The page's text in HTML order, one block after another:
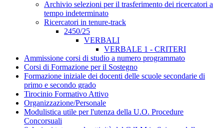
Archivio selezioni per il trasferimento dei ricercatori a
tempo indeterminato
Ricercatori in tenure-track
2450/25
VERBALI
VERBALE 1 - CRITERI
Ammissione corsi di studio a numero programmato
Corsi di Formazione per il Sostegno
Formazione iniziale dei docenti delle scuole secondarie di
primo e secondo grado
Tirocinio Formativo Attivo
Organizzazione/Personale
Modulistica utile per l'utenza della U.O. Procedure
Concorsuali